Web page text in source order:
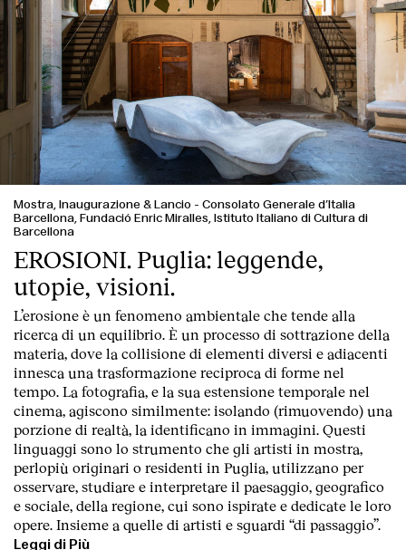
Mostra, Inaugurazione & Lancio - Consolato Generale d’Italia
Barcellona, Fundació Enric Miralles, Istituto Italiano di Cultura di
Barcellona
EROSIONI. Puglia: leggende,
utopie, visioni.
L’erosione è un fenomeno ambientale che tende alla
ricerca di un equilibrio. È un processo di sottrazione della
materia, dove la collisione di elementi diversi e adiacenti
innesca una trasformazione reciproca di forme nel
tempo. La fotografia, e la sua estensione temporale nel
cinema, agiscono similmente: isolando (rimuovendo) una
porzione di realtà, la identificano in immagini. Questi
linguaggi sono lo strumento che gli artisti in mostra,
perlopiù originari o residenti in Puglia, utilizzano per
osservare, studiare e interpretare il paesaggio, geografico
e sociale, della regione, cui sono ispirate e dedicate le loro
opere. Insieme a quelle di artisti e sguardi “di passaggio”.
Leggi di Più